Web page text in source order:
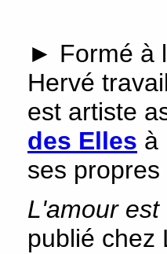
► Formé à
Hervé
est artiste
des Elles à
ses
L'amour est
publié chez